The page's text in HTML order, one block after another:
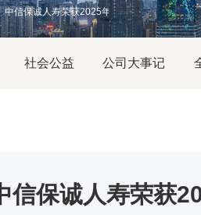
中信保诚人寿荣获2025年卓越理赔服务保险公
社会公益 公司大事记
信保诚人寿荣获